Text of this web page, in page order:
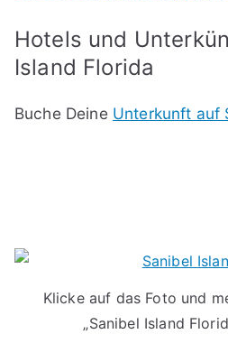
Hotels und
Island Florida
Buche Deine Unterkunft auf
Klicke auf das Foto und
„Sanibel Island